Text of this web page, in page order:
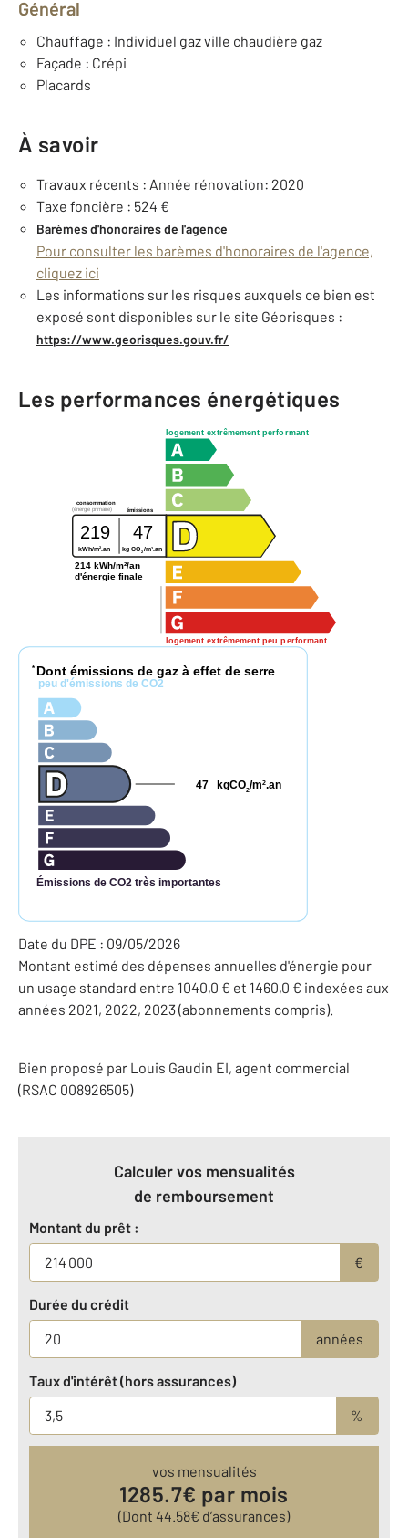
Général
Chauffage : Individuel gaz ville chaudière gaz
Façade : Crépi
Placards
À savoir
Travaux récents : Année rénovation: 2020
Taxe foncière : 524 €
Barèmes d'honoraires de l'agence
Pour consulter les barèmes d'honoraires de l'agence,
cliquez ici
Les informations sur les risques auxquels ce bien est
exposé sont disponibles sur le site Géorisques :
https://www.georisques.gouv.fr/
Les performances énergétiques
logement extrêmement performant
logement extrêmement peu performant
consommation
émissions
(énergie primaire)
219 47
kWh/m2.an kg CO2 /m2 .an
214 kWh/m²/an
d'énergie finale
* Dont émissions de gaz à effet de serre
peu d'émissions de CO2
Émissions de CO2 très importantes
kgCO2/m2.an
47
Date du DPE : 09/05/2026
Montant estimé des dépenses annuelles d'énergie pour
un usage standard entre 1040,0 € et 1460,0 € indexées aux
années 2021, 2022, 2023 (abonnements compris).
Bien proposé par Louis Gaudin EI, agent commercial
(RSAC 008926505)
Calculer vos mensualités
de remboursement
Montant du prêt :
€
Durée du crédit
années
Taux d'intérêt (hors assurances)
%
vos mensualités
1285.7€ par mois
(Dont 44.58€ d’assurances)